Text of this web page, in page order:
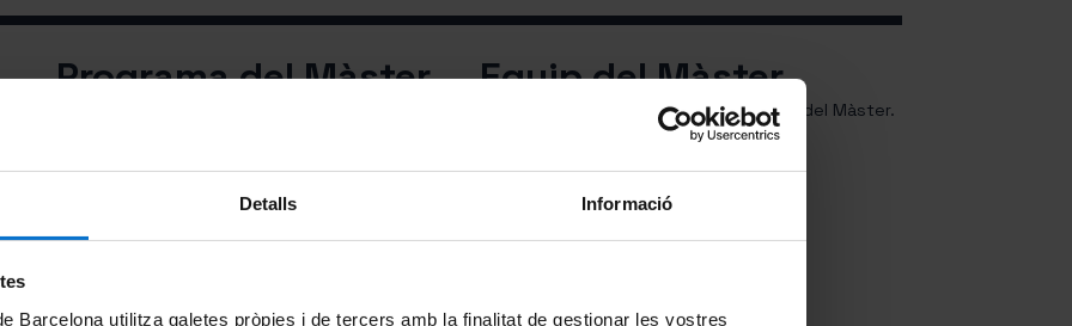
Detalls Informació
Barcelona utilitza galetes pròpies i de tercers amb la finalitat de gestionar les vostres
Programa del Màster
M'interessa
Equip del Màster
Conegui el professorat que forma part del Màster.